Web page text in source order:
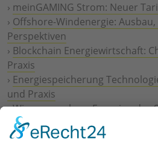
› meinGAMING Strom: Neuer
› Offshore-Windenergie:
Perspektiven
› Blockchain Energiewirtschaft:
Praxis
› Energiespeicherung
und Praxis
›Wie erneuerbare Energien das
Digitalisierung
Prozesse